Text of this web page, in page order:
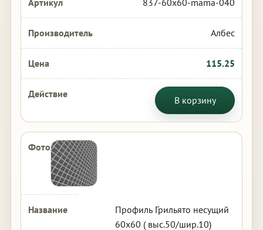
837-60x60-mama-040
Албес
115.25
В корзину
Профиль Грильято несущий
60х60 ( выс.50/шир.10)